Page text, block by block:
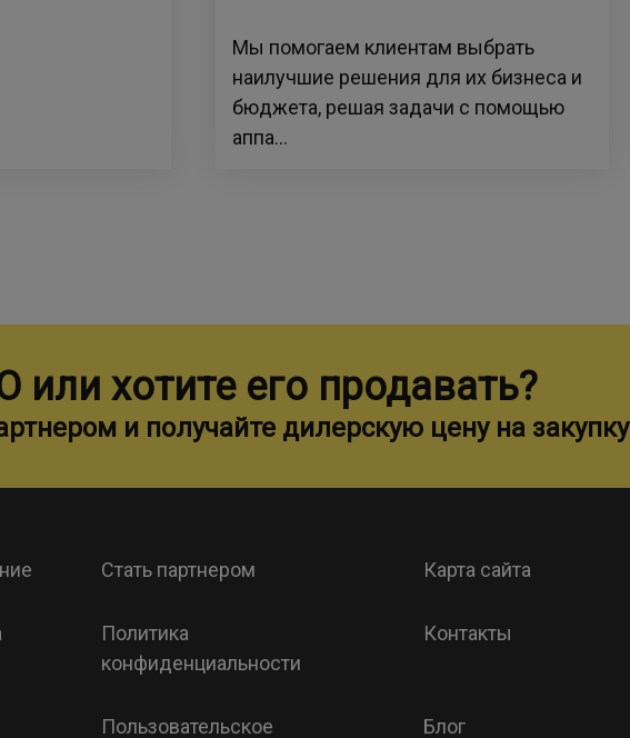
Мы помогаем клиентам выбрать
наилучшие решения для их бизнеса и
бюджета, решая задачи с помощью
аппа...
или хотите его продавать?
и получайте дилерскую цену на закупку
Стать партнером Карта сайта
Политика
конфиденциальности
Контакты
Пользовательское Блог